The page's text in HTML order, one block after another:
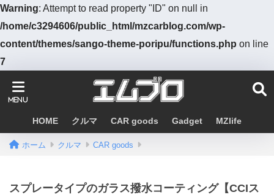
Warning: Attempt to read property "ID" on null in
/home/c3294606/public_html/mzcarblog.com/wp-
content/themes/sango-theme-poripu/functions.php on line
7
HOME クルマ CAR goods Gadget MZlife
ホーム クルマ CAR goods
スプレータイプのガラス撥水コーティング【CCIス